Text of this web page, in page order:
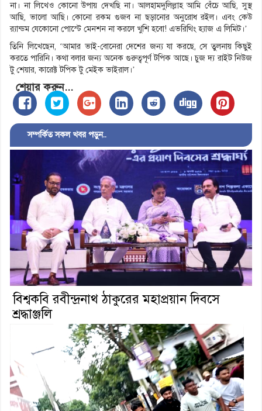
না। না লিখেও কোনো উপায় দেখছি না। আলহামদুলিল্লাহ আমি বেঁচে আছি, সুস্থ
আছি, ভালো আছি। কোনো রকম গুজব না ছড়ানোর অনুরোধ রইল। এবং কেউ
র‍্যান্ডম যেকোনো পোস্টে মেনশন না করলে খুশি হবো! এভরিথিং হ্যাজ এ লিমিট।’
তিনি লিখেছেন, ‘আমার ভাই-বোনেরা দেশের জন্য যা করছে, সে তুলনায় কিছুই
করতে পারিনি। কথা বলার জন্য অনেক গুরুত্বপূর্ণ টপিক আছে। চুজ দ্য রাইট নিউজ
টু শেয়ার, কারেক্ট টপিক টু মেইক ভাইরাল।’
শেয়ার করুন...
সম্পর্কিত সকল খবর পড়ুন..
বিশ্বকবি রবীন্দ্রনাথ ঠাকুরের মহাপ্রয়ান দিবসে
শ্রদ্ধাঞ্জলি